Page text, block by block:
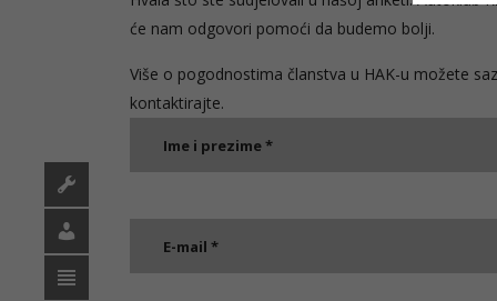
će nam odgovori pomoći da budemo bolji.
Više o pogodnostima članstva u HAK-u možete
kontaktirajte.